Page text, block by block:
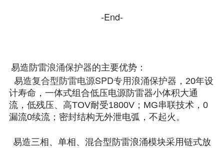
-End-
易造防雷浪涌保护器的主要优势：
易造复合型防雷电源SPD专用浪涌保护器 ，20年设
计寿命，一体式组合低压电源防雷器小体积大通
流，低残压、高TOV耐受1800V；MG串联技术，0
漏流0续流；密封结构无外泄电弧，不起火。
易造三相、单相、混合型防雷浪涌模块采用链式放